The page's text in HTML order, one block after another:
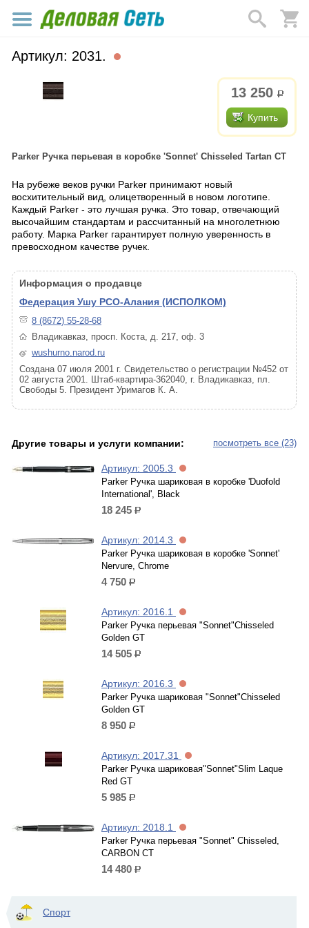
Артикул: 2031.
13 250 р.
Купить
Parker Ручка перьевая в коробке 'Sonnet' Chisseled Tartan CT
На рубеже веков ручки Parker принимают новый
восхитительный вид, олицетворенный в новом логотипе.
Каждый Parker - это лучшая ручка. Это товар, отвечающий
высочайшим стандартам и рассчитанный на многолетнюю
работу. Марка Parker гарантирует полную уверенность в
превосходном качестве ручек.
Информация о продавце
Федерация Ушу РСО-Алания (ИСПОЛКОМ)
8 (8672) 55-28-68
Владикавказ, просп. Коста, д. 217, оф. 3
wushurno.narod.ru
Cоздана 07 июля 2001 г. Свидетельство о регистрации №452 от
02 августа 2001. Штаб-квартира-362040, г. Владикавказ, пл.
Свободы 5. Президент Уримагов К. А.
посмотреть все (23)
Другие товары и услуги компании:
Артикул: 2005.3
Parker Ручка шариковая в коробке 'Duofold
International', Black
18 245 р.
Артикул: 2014.3
Parker Ручка шариковая в коробке 'Sonnet'
Nervure, Chrome
4 750 р.
Артикул: 2016.1
Parker Ручка перьевая "Sonnet"Chisseled
Golden GT
14 505 р.
Артикул: 2016.3
Parker Ручка шариковая "Sonnet"Chisseled
Golden GT
8 950 р.
Артикул: 2017.31
Parker Ручка шариковая"Sonnet"Slim Laque
Red GT
5 985 р.
Артикул: 2018.1
Parker Ручка перьевая "Sonnet" Chisseled,
CARBON CT
14 480 р.
Спорт